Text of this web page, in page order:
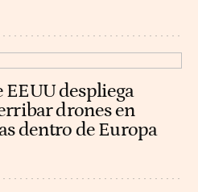
EEUU despliega
drones en
dentro de Europa